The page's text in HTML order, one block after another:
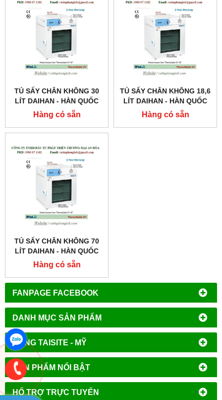
FANPAGE FACEBOOK
DANH MỤC SẢN PHẨM
HÃNG TAISITE - MỸ
SẢN PHẨM NỔI BẬT
HỔ TRỢ TRỰC TUYẾN
TỦ SẤY CHÂN KHÔNG 30
LÍT DAIHAN - HÀN QUỐC
Hàng có sẵn
TỦ SẤY CHÂN KHÔNG 18,6
LÍT DAIHAN - HÀN QUỐC
Hàng có sẵn
TỦ SẤY CHÂN KHÔNG 70
LÍT DAIHAN - HÀN QUỐC
Hàng có sẵn